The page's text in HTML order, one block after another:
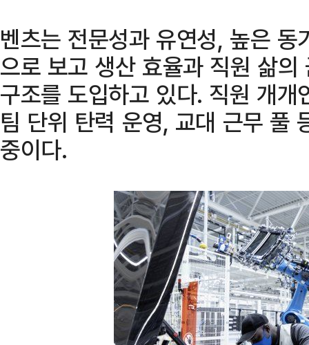
벤츠는 전문성과 유연성, 높은
으로 보고 생산 효율과 직원 삶
구조를 도입하고 있다. 직원 개
팀 단위 탄력 운영, 교대 근무 풀
중이다.